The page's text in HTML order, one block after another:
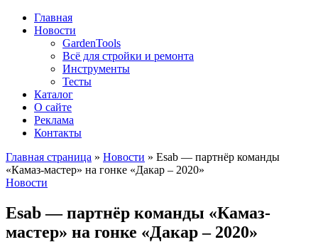
Главная
Новости
GardenTools
Всё для стройки и ремонта
Инструменты
Тесты
Каталог
О сайте
Реклама
Контакты
Главная страница » Новости » Esab — партнёр команды
«Камаз-мастер» на гонке «Дакар – 2020»
Новости
Esab — партнёр команды «Камаз-
мастер» на гонке «Дакар – 2020»